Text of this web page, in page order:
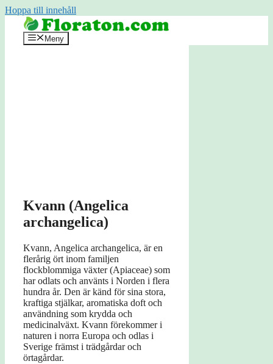
Hoppa till innehåll
Meny
Kvann (Angelica
archangelica)
Kvann, Angelica archangelica, är en
flerårig ört inom familjen
flockblommiga växter (Apiaceae) som
har odlats och använts i Norden i flera
hundra år. Den är känd för sina stora,
kraftiga stjälkar, aromatiska doft och
användning som krydda och
medicinalväxt. Kvann förekommer i
naturen i norra Europa och odlas i
Sverige främst i trädgårdar och
örtagårdar.